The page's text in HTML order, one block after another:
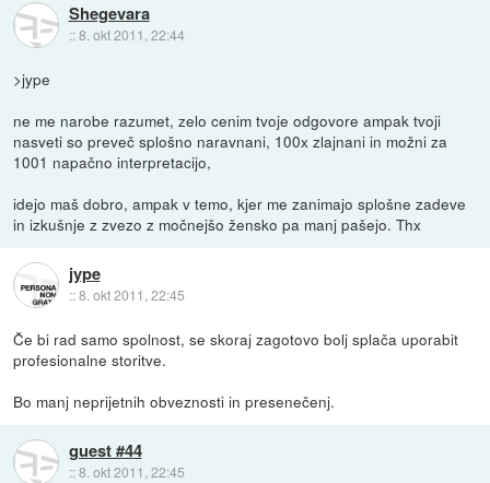
Shegevara
::8. okt 2011, 22:44
>jype
ne me narobe razumet, zelo cenim tvoje odgovore ampak tvoji
nasveti so preveč splošno naravnani, 100x zlajnani in možni za
1001 napačno interpretacijo,
idejo maš dobro, ampak v temo, kjer me zanimajo splošne zadeve
in izkušnje z zvezo z močnejšo žensko pa manj pašejo. Thx
jype
::8. okt 2011, 22:45
Če bi rad samo spolnost, se skoraj zagotovo bolj splača uporabit
profesionalne storitve.
Bo manj neprijetnih obveznosti in presenečenj.
guest #44
::8. okt 2011, 22:45